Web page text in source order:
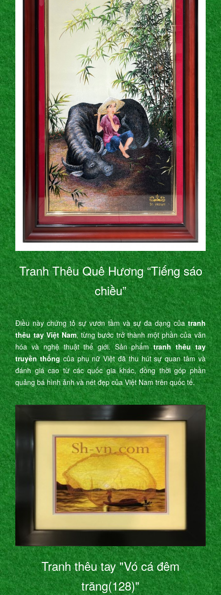
Tranh Thêu Quê Hương “Tiếng sáo
chiều”
Điều này chứng tỏ sự vươn tầm và sự đa dạng củatranh
thêu tay Việt Nam, từng bước trở thành một phần của văn
hóa và nghệ thuật thế giới. Sản phẩmtranh thêu tay
truyền thốngcủa phụ nữ Việt đã thu hút sự quan tâm và
đánh giá cao từ các quốc gia khác, đồng thời góp phần
quảng bá hình ảnh và nét đẹp của Việt Nam trên quốc tế.
Tranh thêu tay "Vó cá đêm
trăng(128)"